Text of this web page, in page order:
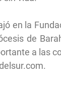
en la
de
a las